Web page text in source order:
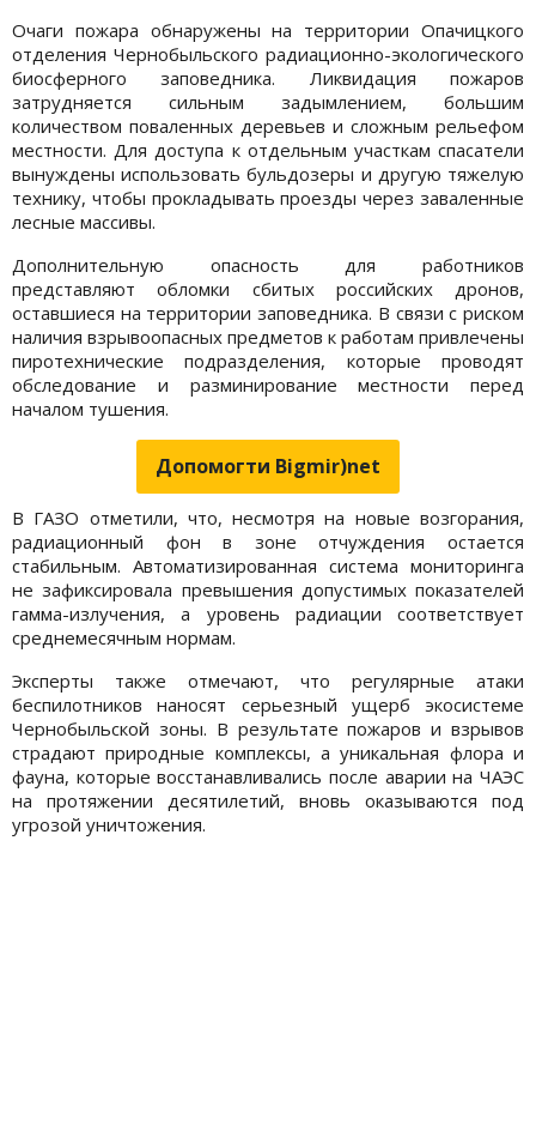
Очаги пожара обнаружены на территории Опачицкого
отделения Чернобыльского радиационно-экологического
биосферного заповедника. Ликвидация пожаров
затрудняется сильным задымлением, большим
количеством поваленных деревьев и сложным рельефом
местности. Для доступа к отдельным участкам спасатели
вынуждены использовать бульдозеры и другую тяжелую
технику, чтобы прокладывать проезды через заваленные
лесные массивы.
Дополнительную опасность для работников
представляют обломки сбитых российских дронов,
оставшиеся на территории заповедника. В связи с риском
наличия взрывоопасных предметов к работам привлечены
пиротехнические подразделения, которые проводят
обследование и разминирование местности перед
началом тушения.
Допомогти Bigmir)net
В ГАЗО отметили, что, несмотря на новые возгорания,
радиационный фон в зоне отчуждения остается
стабильным. Автоматизированная система мониторинга
не зафиксировала превышения допустимых показателей
гамма-излучения, а уровень радиации соответствует
среднемесячным нормам.
Эксперты также отмечают, что регулярные атаки
беспилотников наносят серьезный ущерб экосистеме
Чернобыльской зоны. В результате пожаров и взрывов
страдают природные комплексы, а уникальная флора и
фауна, которые восстанавливались после аварии на ЧАЭС
на протяжении десятилетий, вновь оказываются под
угрозой уничтожения.